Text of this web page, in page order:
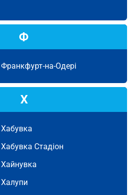
Ф
Франкфурт-на-Одері
Х
Хабувка
Хабувка Стадіон
Хайнувка
Халупи